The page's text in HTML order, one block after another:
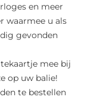
en meer
waarmee u als
gevonden
mee bij
op uw balie!
te bestellen